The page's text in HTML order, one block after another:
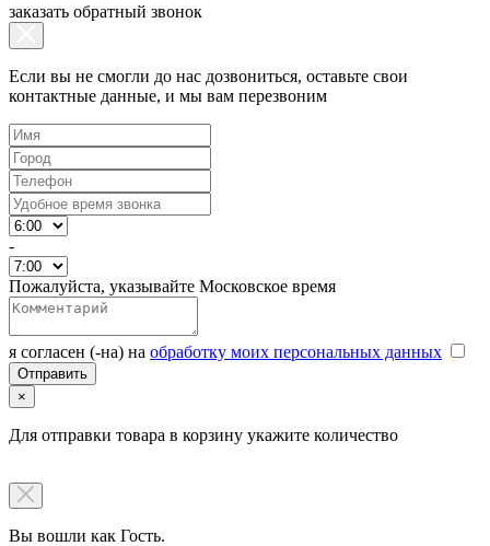
заказать обратный звонок
Если вы не смогли до нас дозвониться, оставьте свои
контактные данные, и мы вам перезвоним
-
Пожалуйста, указывайте Московское время
я согласен (-на) на обработку моих персональных данных
×
Для отправки товара в корзину укажите количество
Вы вошли как Гость.